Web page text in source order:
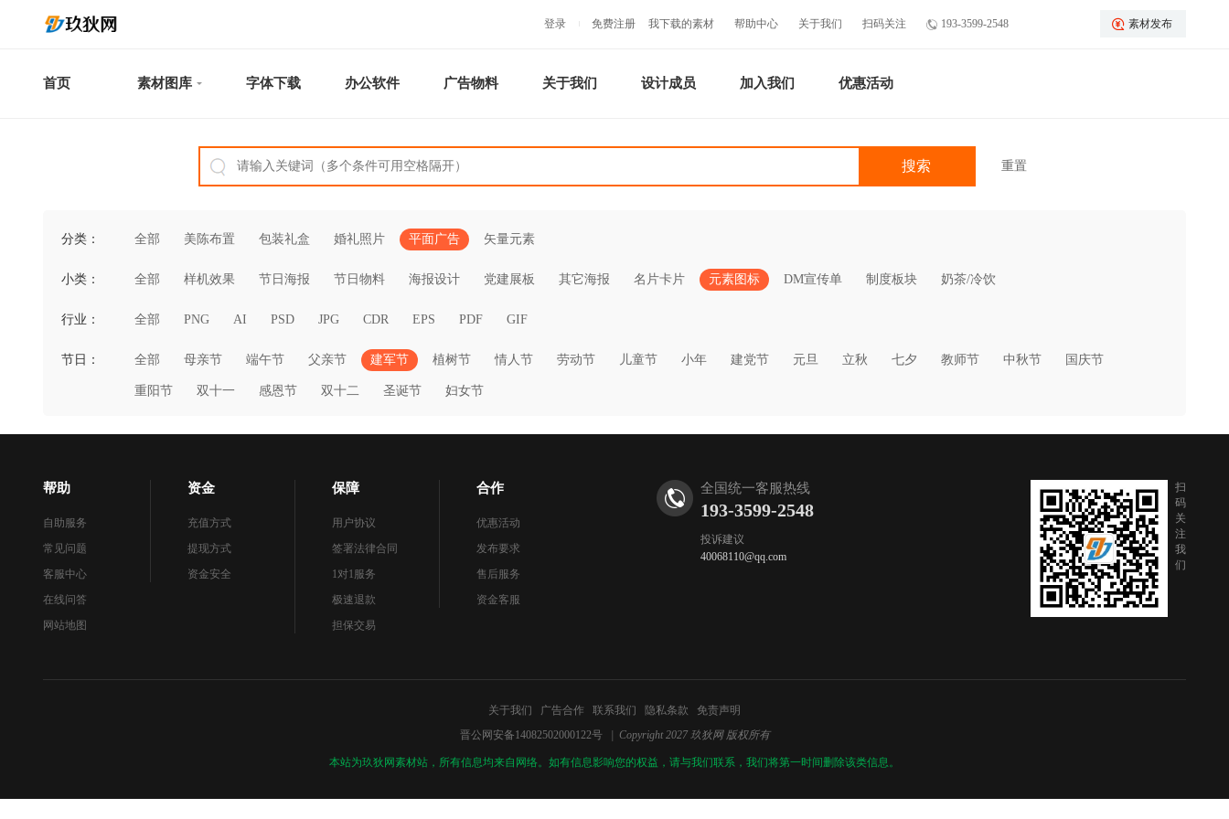
素材发布
193-3599-2548
我下载的素材 帮助中心 关于我们 扫码关注
登录 免费注册
首页 素材图库 字体下载 办公软件 广告物料 关于我们 设计成员 加入我们 优惠活动
重置
分类： 全部 美陈布置 包装礼盒 婚礼照片 平面广告 矢量元素
小类： 全部 样机效果 节日海报 节日物料 海报设计 党建展板 其它海报 名片卡片 元素图标 DM宣传单 制度板块 奶茶/冷饮
行业： 全部 PNG AI PSD JPG CDR EPS PDF GIF
节日： 全部 母亲节 端午节 父亲节 建军节 植树节 情人节 劳动节 儿童节 小年 建党节 元旦 立秋 七夕 教师节 中秋节 国庆节
重阳节 双十一 感恩节 双十二 圣诞节 妇女节
帮助
自助服务
常见问题
客服中心
在线问答
网站地图
资金
充值方式
提现方式
资金安全
保障
用户协议
签署法律合同
1对1服务
极速退款
担保交易
合作
优惠活动
发布要求
售后服务
资金客服
全国统一客服热线
193-3599-2548
投诉建议
40068110@qq.com
扫
码
关
注
我
们
关于我们 广告合作 联系我们 隐私条款
免责声明
晋公网安备14082502000122号
| Copyright 2027 玖狄网 版权所有
本站为玖狄网素材站，所有信息均来自网络。如有信息影响您的权益，请与我们联系，我们将第一时间删除该类信息。